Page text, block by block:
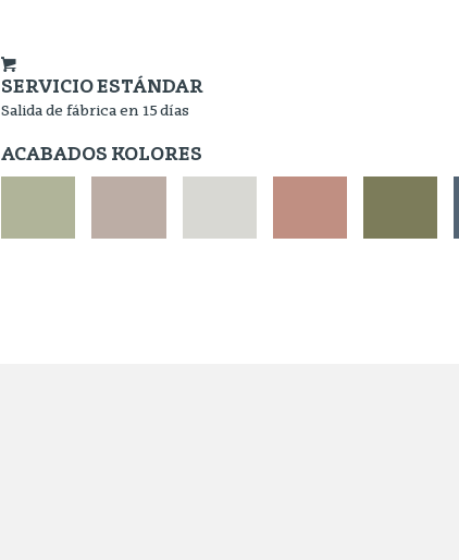
SERVICIO ESTÁNDAR
Salida de fábrica en 15 días
ACABADOS KOLORES